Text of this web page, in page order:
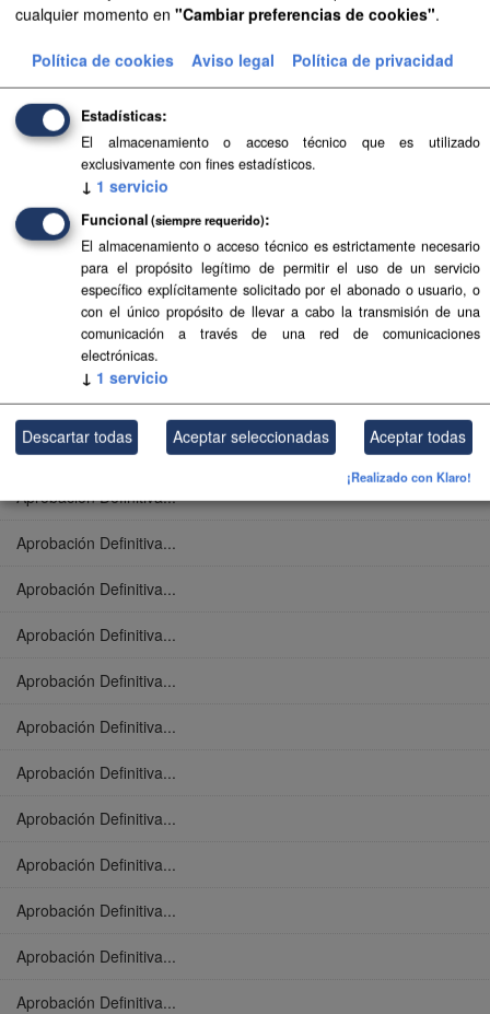
Aprobación Definitiva...
Aprobación Definitiva...
Aprobación Definitiva...
Aprobación Definitiva...
Aprobación Definitiva...
Aprobación Definitiva...
Aprobación Definitiva...
Aprobación Definitiva...
Aprobación Definitiva...
Aprobación Definitiva...
Aprobación Definitiva...
Aprobación Definitiva...
Aprobación Definitiva...
Aprobación Definitiva...
Aprobación Definitiva...
Aprobación Definitiva...
Aprobación Definitiva...
Aprobación Definitiva...
Aprobación Definitiva...
Aprobación Definitiva...
Aprobación Definitiva...
cualquier momento en "Cambiar preferencias de cookies".
Política de cookies Aviso legal Política de privacidad
Estadísticas
El almacenamiento o acceso técnico que es utilizado
exclusivamente con fines estadísticos.
↓ 1 servicio
Funcional (siempre requerido)
El almacenamiento o acceso técnico es estrictamente necesario
para el propósito legítimo de permitir el uso de un servicio
específico explícitamente solicitado por el abonado o usuario, o
con el único propósito de llevar a cabo la transmisión de una
comunicación a través de una red de comunicaciones
electrónicas.
↓ 1 servicio
Descartar todas Aceptar seleccionadas Aceptar todas
¡Realizado con Klaro!